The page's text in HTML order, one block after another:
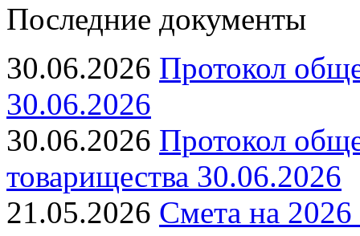
Последние документы
30.06.2026 Протокол
30.06.2026
30.06.2026 Протокол
товарищества 30.06.2026
21.05.2026 Смета на 2026